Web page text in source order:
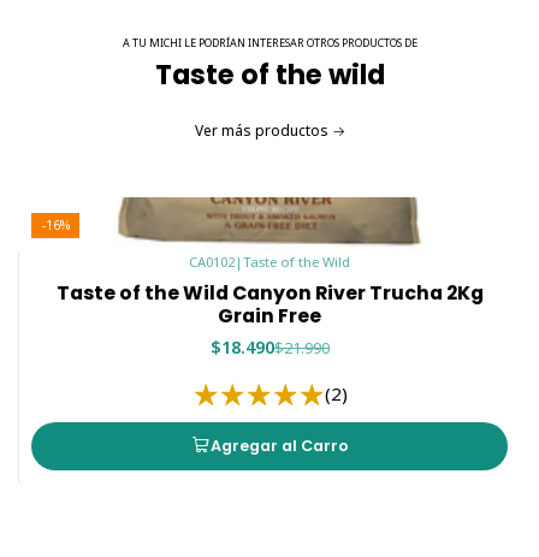
A TU MICHI LE PODRÍAN INTERESAR OTROS PRODUCTOS DE
Taste of the wild
Ver más productos
-16%
CA0102| Taste of the Wild
Taste of the Wild Canyon River Trucha 2Kg
Grain Free
$18.490$21.990
(2)
Agregar al Carro